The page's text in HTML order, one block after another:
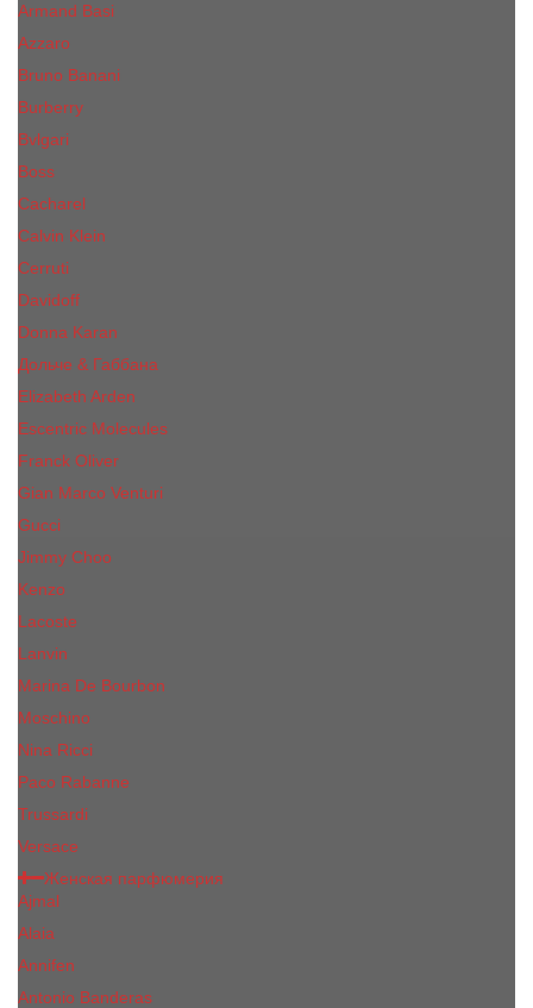
Armand Basi
Azzaro
Bruno Banani
Burberry
Bvlgari
Boss
Cacharel
Calvin Klein
Cerruti
Davidoff
Donna Karan
Дольче & Габбана
Elizabeth Arden
Escentric Molecules
Franck Oliver
Gian Marco Venturi
Gucci
Jimmy Choo
Kenzo
Lacoste
Lanvin
Marina De Bourbon
Moschino
Nina Ricci
Paco Rabanne
Trussardi
Versace
Женская парфюмерия
Ajmal
Alaia
Annifen
Antonio Banderas